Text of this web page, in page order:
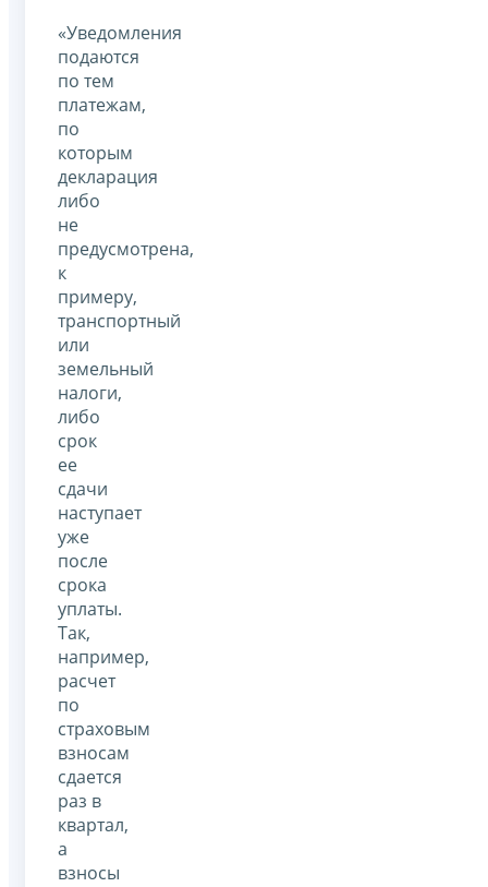
«Уведомления
подаются
по тем
платежам,
по
которым
декларация
либо
не
предусмотрена,
к
примеру,
транспортный
или
земельный
налоги,
либо
срок
ее
сдачи
наступает
уже
после
срока
уплаты.
Так,
например,
расчет
по
страховым
взносам
сдается
раз в
квартал,
а
взносы